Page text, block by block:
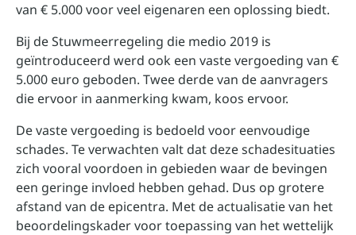
van € 5.000 voor veel eigenaren een oplossing biedt.
Bij de Stuwmeerregeling die medio 2019 is
geïntroduceerd werd ook een vaste vergoeding van €
5.000 euro geboden. Twee derde van de aanvragers
die ervoor in aanmerking kwam, koos ervoor.
De vaste vergoeding is bedoeld voor eenvoudige
schades. Te verwachten valt dat deze schadesituaties
zich vooral voordoen in gebieden waar de bevingen
een geringe invloed hebben gehad. Dus op grotere
afstand van de epicentra. Met de actualisatie van het
beoordelingskader voor toepassing van het wettelijk